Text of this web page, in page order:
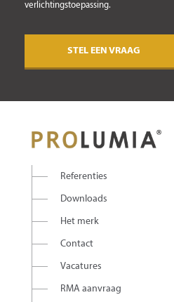
verlichtingstoepassing.
STEL EEN VRAAG
Referenties
Downloads
Het merk
Contact
Vacatures
RMA aanvraag